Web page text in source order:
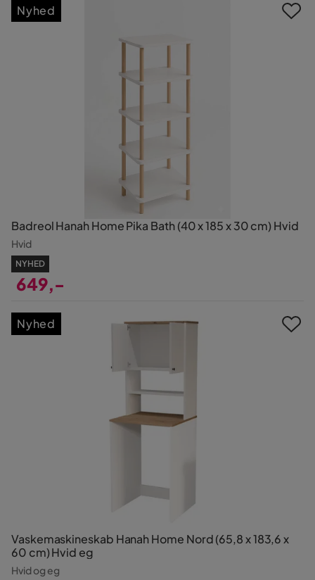
Badreol Hanah Home Pika Bath (40 x 185 x 30 cm) Hvid
Hvid
NYHED
649,-
Nyhed
Vaskemaskineskab Hanah Home Nord (65,8 x 183,6 x
60 cm) Hvid eg
Hvid og eg
Nyhed